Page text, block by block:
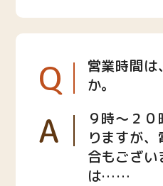
Q
営業時間は
か。
A
９時〜２
りますが
合もござい
は……